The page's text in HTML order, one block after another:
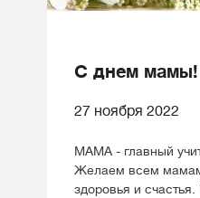
С днем мамы!
27 ноября 2022
МАМА - главный
Желаем всем
здоровья и